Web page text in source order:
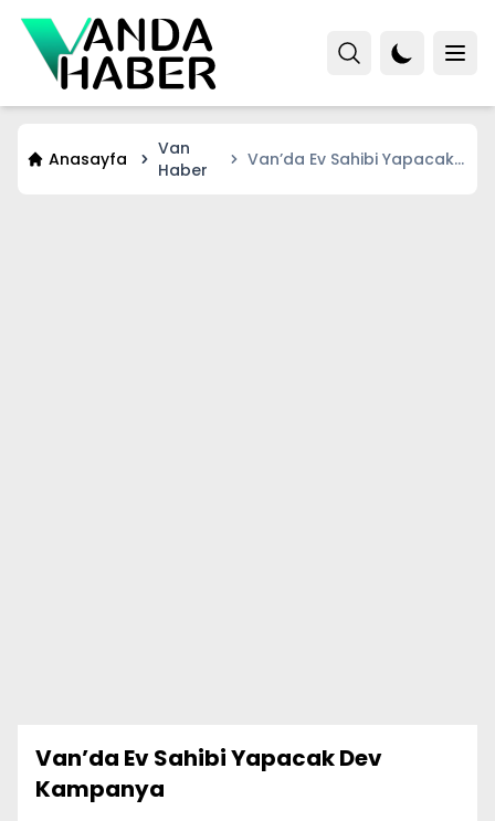
Anasayfa
Van
Haber
Van’da Ev Sahibi Yapacak
Van’da Ev Sahibi Yapacak Dev
Kampanya